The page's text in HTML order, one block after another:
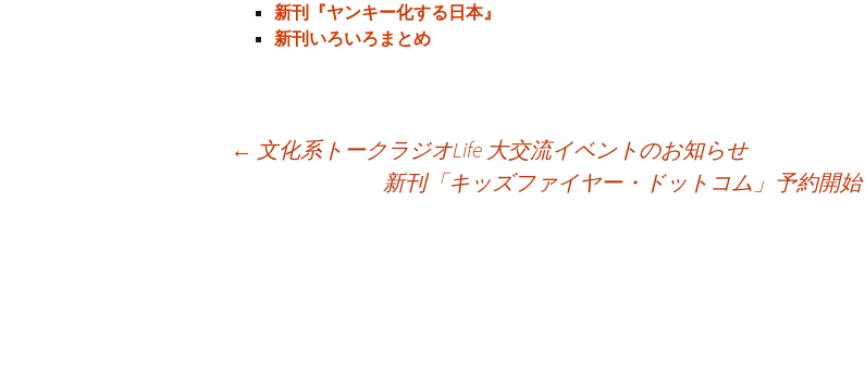
新刊『ヤンキー化する日本』
新刊いろいろまとめ
← 文化系トークラジオLife 大交流イベントのお知らせ
新刊「キッズファイヤー・ドットコム」予約開始